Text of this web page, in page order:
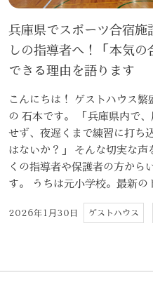
兵庫県でスポーツ合宿施
しの指導者へ！「本気の
できる理由を語ります
こんにちは！ ゲストハウス繁
の 石本です。 「兵庫県内で、
せず、夜遅くまで練習に打ち
はないか？」 そんな切実な声
くの指導者や保護者の方から
す。 うちは元小学校。最新
2026年1月30日 ゲストハウス